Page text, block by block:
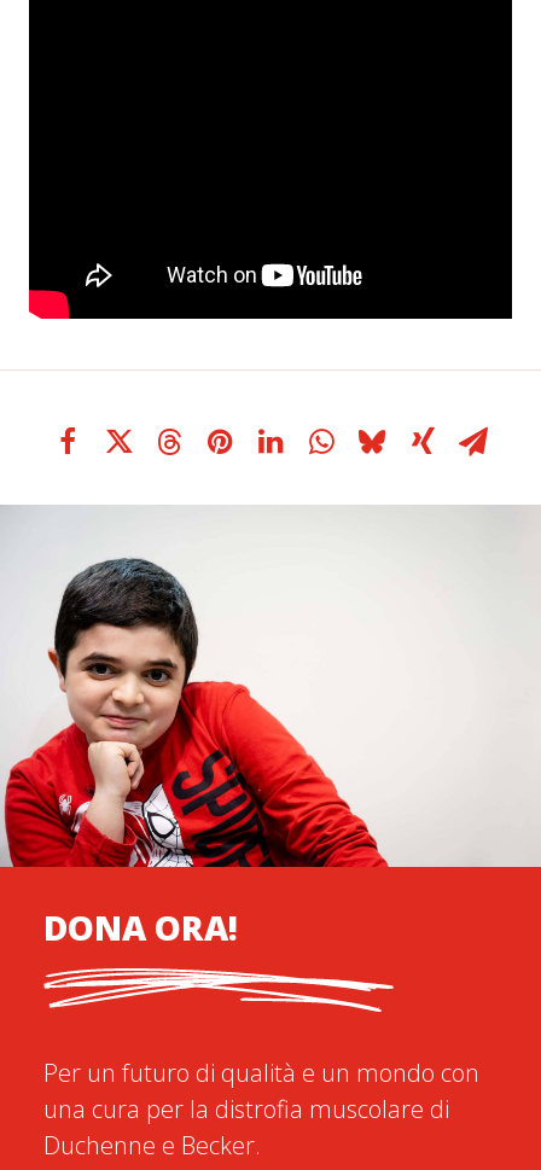
DONA ORA!
Per un futuro di qualità e un mondo con
una cura per la distrofia muscolare di
Duchenne e Becker.